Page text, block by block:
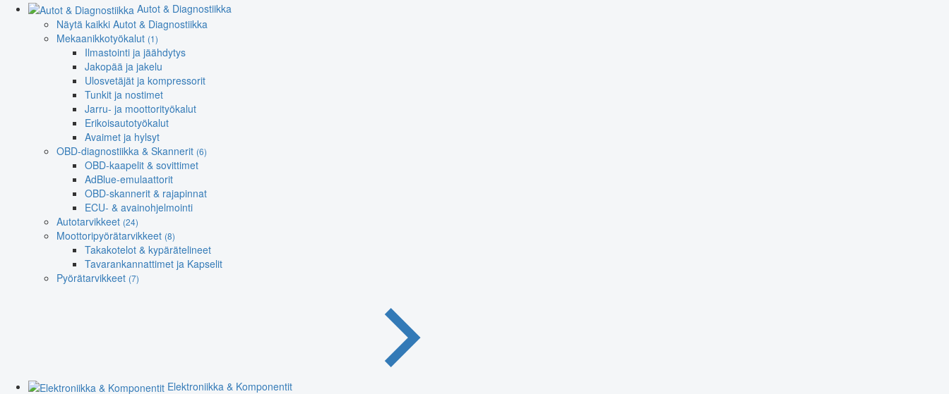
Autot & Diagnostiikka
Näytä kaikki Autot & Diagnostiikka
Mekaanikkotyökalut (1)
Ilmastointi ja jäähdytys
Jakopää ja jakelu
Ulosvetäjät ja kompressorit
Tunkit ja nostimet
Jarru- ja moottorityökalut
Erikoisautotyökalut
Avaimet ja hylsyt
OBD-diagnostiikka & Skannerit (6)
OBD-kaapelit & sovittimet
AdBlue-emulaattorit
OBD-skannerit & rajapinnat
ECU- & avainohjelmointi
Autotarvikkeet (24)
Moottoripyörätarvikkeet (8)
Takakotelot & kypärätelineet
Tavarankannattimet ja Kapselit
Pyörätarvikkeet (7)
Elektroniikka & Komponentit